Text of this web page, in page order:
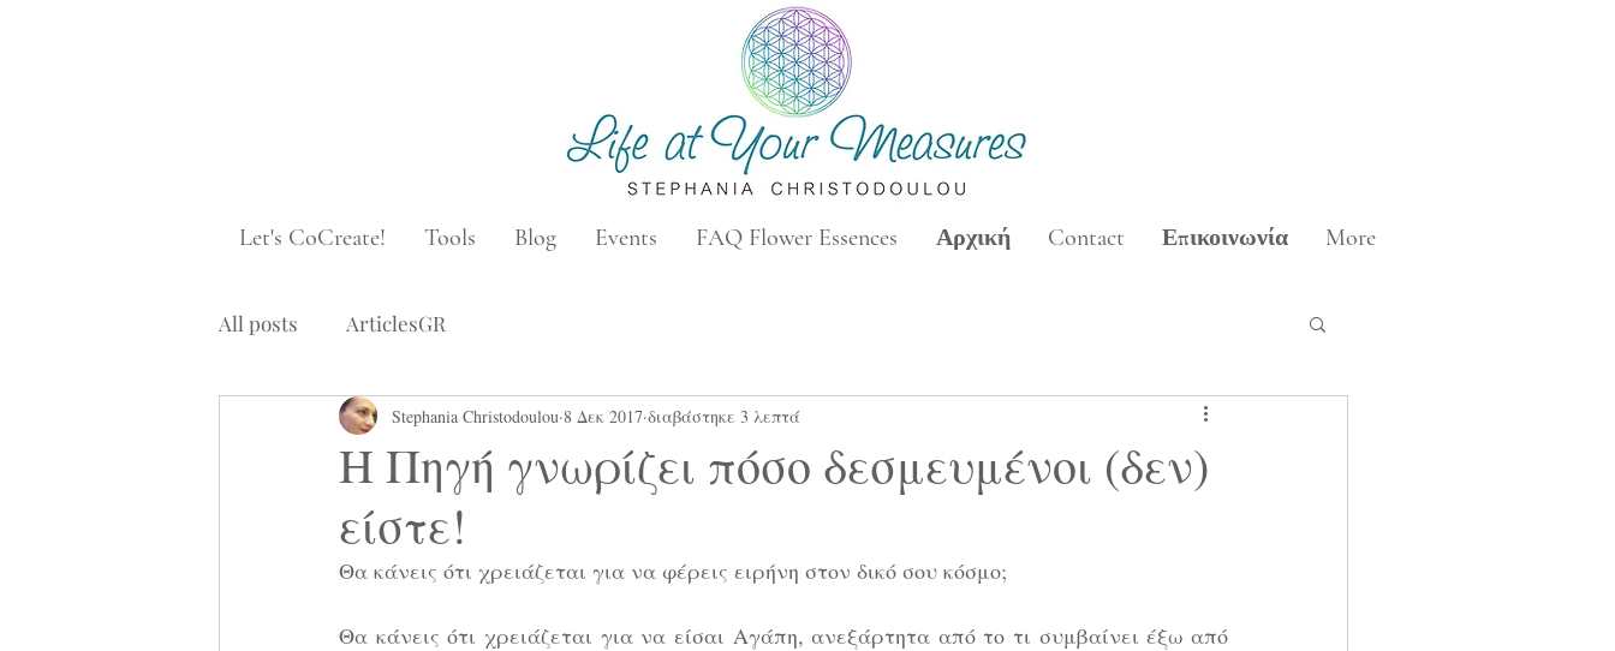
Let's CoCreate! Tools Blog Events FAQ Flower Essences Αρχική Contact Επικοινωνία More
All posts ArticlesGR
Η Πηγή γνωρίζει πόσο δεσμευμένοι (δεν)
είστε!
Stephania Christodoulou 8 Δεκ 2017 διαβάστηκε 3 λεπτά
Θα κάνεις ότι χρειάζεται για να φέρεις ειρήνη στον δικό σου κόσμο;
Θα κάνεις ότι χρειάζεται για να είσαι Αγάπη, ανεξάρτητα από το τι συμβαίνει έξω από